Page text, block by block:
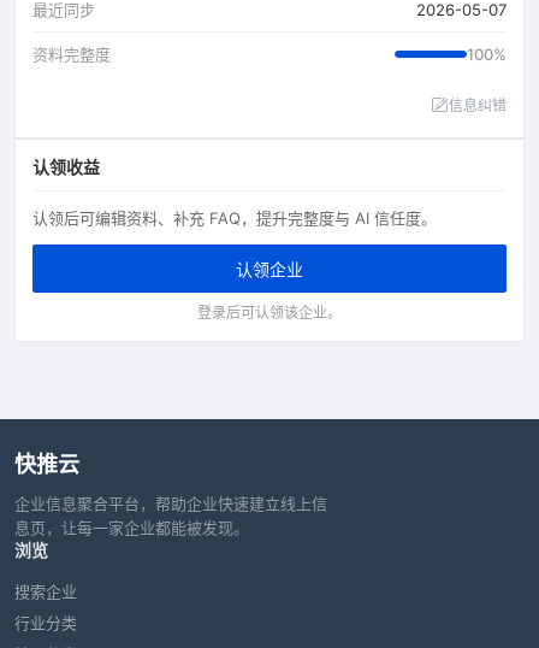
最近同步 2026-05-07
资料完整度 100%
信息纠错
认领收益
认领后可编辑资料、补充 FAQ，提升完整度与 AI 信任度。
认领企业
登录后可认领该企业。
快推云
企业信息聚合平台，帮助企业快速建立线上信
息页，让每一家企业都能被发现。
浏览
搜索企业
行业分类